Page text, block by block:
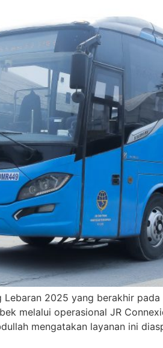
2025 yang berakhir
melalui operasional JR
mengatakan layanan ini